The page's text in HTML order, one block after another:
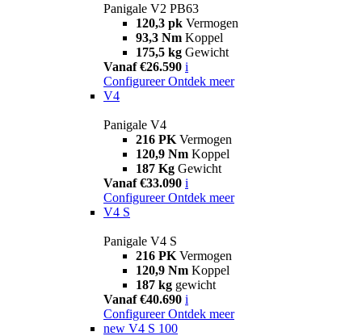
Panigale V2 PB63
120,3 pk Vermogen
93,3 Nm Koppel
175,5 kg Gewicht
Vanaf €26.590 i
Configureer Ontdek meer
V4
Panigale V4
216 PK Vermogen
120,9 Nm Koppel
187 Kg Gewicht
Vanaf €33.090 i
Configureer Ontdek meer
V4 S
Panigale V4 S
216 PK Vermogen
120,9 Nm Koppel
187 kg gewicht
Vanaf €40.690 i
Configureer Ontdek meer
new V4 S 100